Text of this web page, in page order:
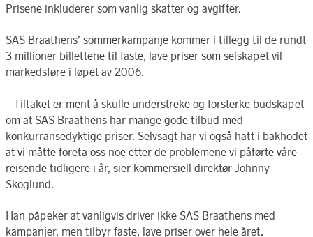
Prisene inkluderer som vanlig skatter og avgifter.
SAS Braathens’ sommerkampanje kommer i tillegg til de rundt
3 millioner billettene til faste, lave priser som selskapet vil
markedsføre i løpet av 2006.
– Tiltaket er ment å skulle understreke og forsterke budskapet
om at SAS Braathens har mange gode tilbud med
konkurransedyktige priser. Selvsagt har vi også hatt i bakhodet
at vi måtte foreta oss noe etter de problemene vi påførte våre
reisende tidligere i år, sier kommersiell direktør Johnny
Skoglund.
Han påpeker at vanligvis driver ikke SAS Braathens med
kampanjer, men tilbyr faste, lave priser over hele året.